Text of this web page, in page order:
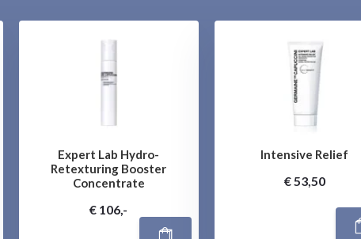
Expert Lab Hydro-
Retexturing Booster
Concentrate
€ 106,-
Intensive Relief
€ 53,50